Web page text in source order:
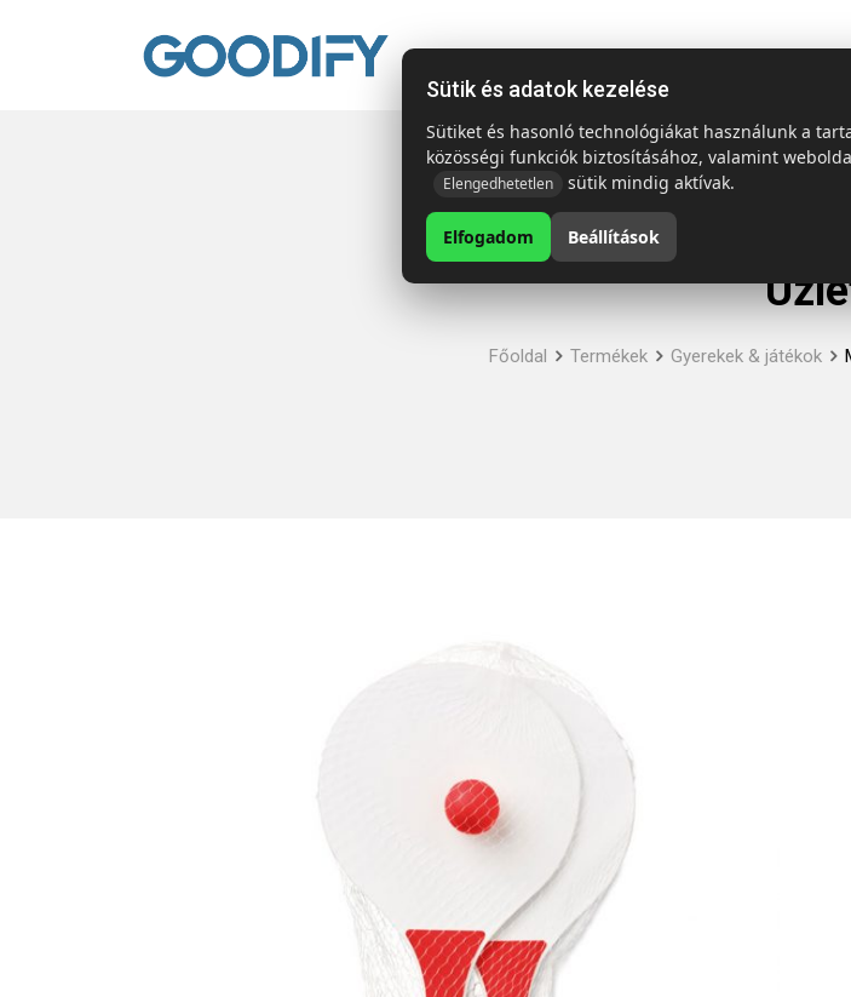
Kezdőlap Termékek Emblémázás és
Főoldal Termékek Gyerekek & játékok
Sütik és adatok kezelése
Sütiket és hasonló technológiákat használunk a
közösségi funkciók biztosításához, valamint
Elengedhetetlen sütik mindig aktívak.
Elfogadom Beállítások